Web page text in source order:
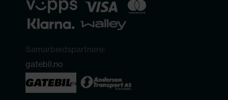
Samarbeidspartnere:
gatebil.no